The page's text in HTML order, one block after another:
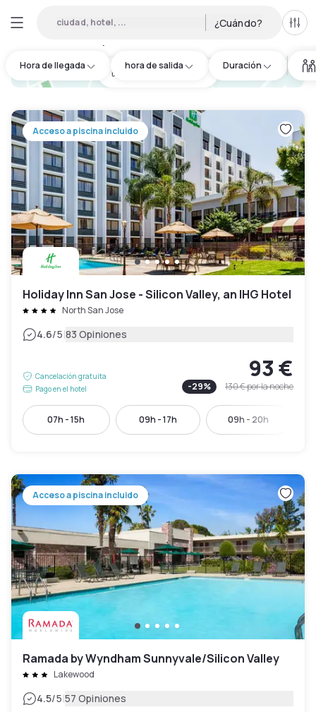
ciudad, hotel, ... ¿Cuándo?
Hora de llegada hora de salida Duración
hotel.cta.view_map
Acceso a piscina incluido
Holiday Inn San Jose - Silicon Valley, an IHG Hotel
North San Jose
4.6/5|83 Opiniones
Cancelación gratuita
Pago en el hotel
93 €
-29% 130 €por la noche
07h - 15h 09h - 17h 09h - 20h
Acceso a piscina incluido
Ramada by Wyndham Sunnyvale/Silicon Valley
Lakewood
4.5/5|57 Opiniones